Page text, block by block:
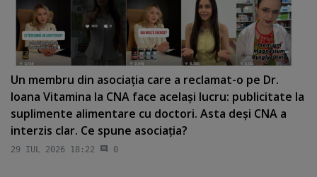
Un membru din asociaţia care a reclamat-o pe Dr.
Ioana Vitamina la CNA face acelaşi lucru: publicitate la
suplimente alimentare cu doctori. Asta deşi CNA a
interzis clar. Ce spune asociaţia?
29 IUL 2026 18:22 0